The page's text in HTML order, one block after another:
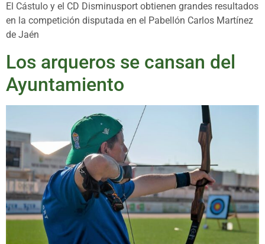
El Cástulo y el CD Disminusport obtienen grandes resultados
en la competición disputada en el Pabellón Carlos Martínez
de Jaén
Los arqueros se cansan del
Ayuntamiento